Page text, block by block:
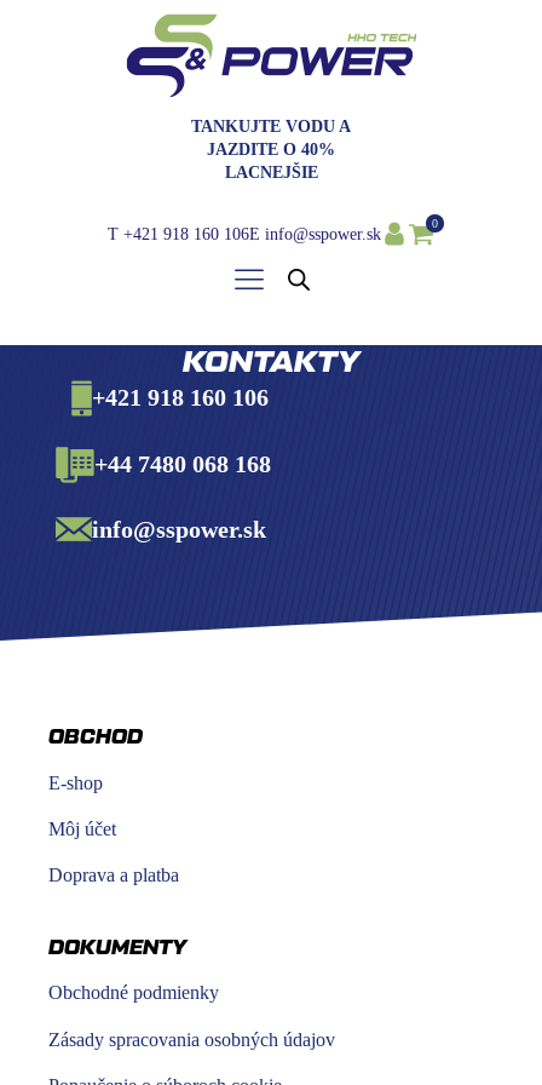
TANKUJTE VODU A
JAZDITE O 40%
LACNEJŠIE
T +421 918 160 106E info@sspower.sk
0
KONTAKTY
+421 918 160 106
+44 7480 068 168
info@sspower.sk
OBCHOD
E-shop
Môj účet
Doprava a platba
DOKUMENTY
Obchodné podmienky
Zásady spracovania osobných údajov